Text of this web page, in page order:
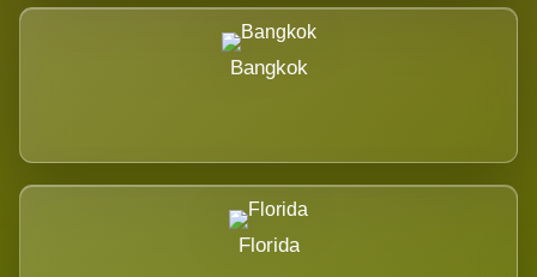
Bangkok
Florida